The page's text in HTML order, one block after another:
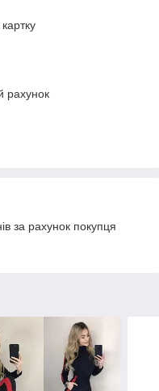
рахунок
за рахунок покупця